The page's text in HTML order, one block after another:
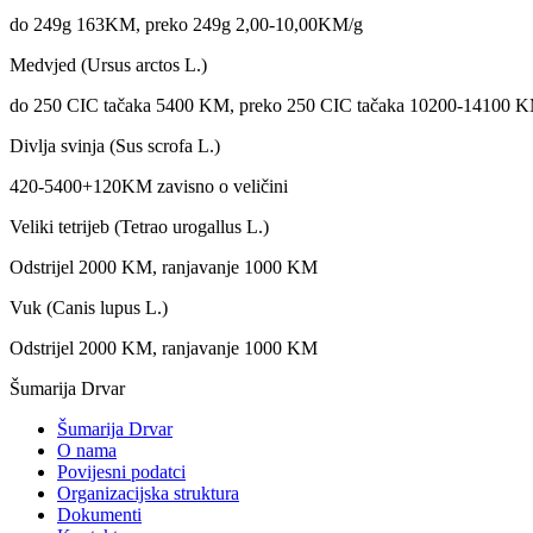
do 249g 163KM, preko 249g 2,00-10,00KM/g
Medvjed (Ursus arctos L.)
do 250 CIC tačaka 5400 KM, preko 250 CIC tačaka 10200-14100
Divlja svinja (Sus scrofa L.)
420-5400+120KM zavisno o veličini
Veliki tetrijeb (Tetrao urogallus L.)
Odstrijel 2000 KM, ranjavanje 1000 KM
Vuk (Canis lupus L.)
Odstrijel 2000 KM, ranjavanje 1000 KM
Šumarija Drvar
Šumarija Drvar
O nama
Povijesni podatci
Organizacijska struktura
Dokumenti